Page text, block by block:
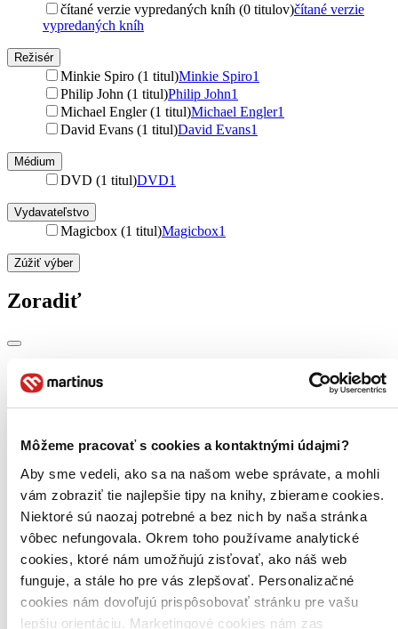
Môžeme pracovať s cookies a kontaktnými údajmi?
Aby sme vedeli, ako sa na našom webe správate, a mohli
vám zobraziť tie najlepšie tipy na knihy, zbierame cookies.
Niektoré sú naozaj potrebné a bez nich by naša stránka
vôbec nefungovala. Okrem toho používame analytické
cookies, ktoré nám umožňujú zisťovať, ako náš web
funguje, a stále ho pre vás zlepšovať. Personalizačné
cookies nám dovoľujú prispôsobovať stránku pre vašu
lepšiu orientáciu. Marketingové cookies nám zas
čítané verzie vypredaných kníh (0 titulov)čítané verzie
vypredaných kníh
Režisér
Minkie Spiro (1 titul)Minkie Spiro1
Philip John (1 titul)Philip John1
Michael Engler (1 titul)Michael Engler1
David Evans (1 titul)David Evans1
Médium
DVD (1 titul)DVD1
Vydavateľstvo
Magicbox (1 titul)Magicbox1
Zúžiť výber
Zoradiť
Bestsellery
Najlacnejšie
Použité filtre
Účinkuje Maggie Smith a ďalšínové